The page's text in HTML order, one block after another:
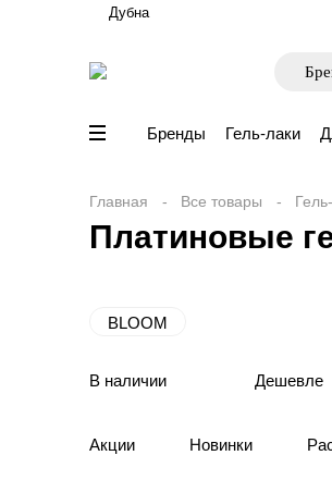
Дубна
Бренды Гель-лаки
Главная Все товары
Платиновые
BLOOM
В наличии Дешевле
Акции Новинки